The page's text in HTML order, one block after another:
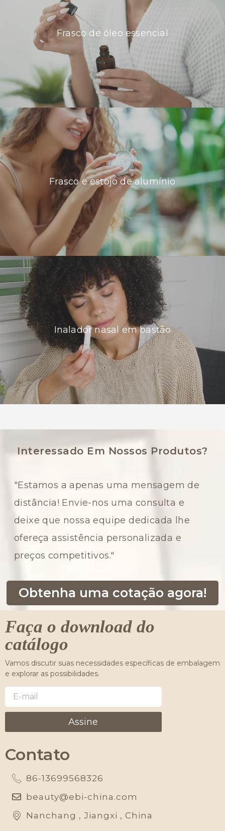
Frasco de óleo essencial
Frasco e estojo de alumínio
Inalador nasal em bastão
Interessado Em Nossos Produtos?
"Estamos a apenas uma mensagem de
distância! Envie-nos uma consulta e
deixe que nossa equipe dedicada lhe
ofereça assistência personalizada e
preços competitivos."
Obtenha uma cotação agora!
Faça o download do
catálogo
Vamos discutir suas necessidades específicas de embalagem
e explorar as possibilidades.
Assine
Contato
86-13699568326
beauty@ebi-china.com
Nanchang , Jiangxi , China